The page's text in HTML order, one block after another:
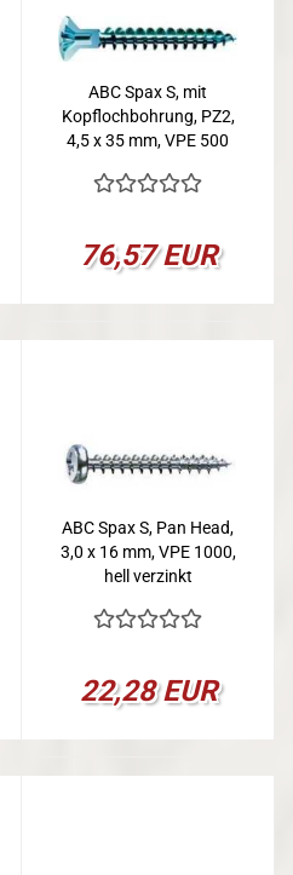
ABC Spax S, mit
Kopflochbohrung, PZ2,
4,5 x 35 mm, VPE 500
76,57 EUR
ABC Spax S, Pan Head,
3,0 x 16 mm, VPE 1000,
hell verzinkt
22,28 EUR